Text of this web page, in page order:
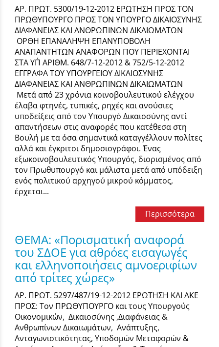
ΑΡ. ΠΡΩΤ. 5300/19-12-2012 ΕΡΩΤΗΣΗ ΠΡΟΣ ΤΟΝ
ΠΡΩΘΥΠΟΥΡΓΟ ΠΡΟΣ ΤΟΝ ΥΠΟΥΡΓΟ ΔΙΚΑΙΟΣΥΝΗΣ
ΔΙΑΦΑΝΕΙΑΣ ΚΑΙ ΑΝΘΡΩΠΙΝΩΝ ΔΙΚΑΙΩΜΑΤΩΝ
ΟΡΘΗ ΕΠΑΝΑΛΗΨΗ ΕΠΑΝΥΠΟΒΟΛΗ
ΑΝΑΠΑΝΤΗΤΩΝ ΑΝΑΦΟΡΩΝ ΠΟΥ ΠΕΡΙΕΧΟΝΤΑΙ
ΣΤΑ ΥΠ΄ ΑΡΙΘΜ. 648/7-12-2012 & 752/5-12-2012
ΕΓΓΡΑΦΑ ΤΟΥ ΥΠΟΥΡΓΕΙΟΥ ΔΙΚΑΙΟΣΥΝΗΣ
ΔΙΑΦΑΝΕΙΑΣ ΚΑΙ ΑΝΘΡΩΠΙΝΩΝ ΔΙΚΑΙΩΜΑΤΩΝ
Μετά από 23 χρόνια κοινοβουλευτικού ελέγχου
έλαβα φτηνές, τυπικές, ρηχές και ανούσιες
υποδείξεις από τον Υπουργό Δικαιοσύνης αντί
απαντήσεων στις αναφορές που κατέθεσα στη
Βουλή με τα όσα σημαντικά καταγγέλλουν πολίτες
αλλά και έγκριτοι δημοσιογράφοι. Ένας
εξωκοινοβουλευτικός Υπουργός, διορισμένος από
τον Πρωθυπουργό και μάλιστα μετά από υπόδειξη
ενός πολιτικού αρχηγού μικρού κόμματος,
έρχεται...
Περισσότερα
ΘΕΜΑ: «Πορισματική αναφορά
του ΣΔΟΕ για αθρόες εισαγωγές
και ελληνοποιήσεις αμνοεριφίων
από τρίτες χώρες»
ΑΡ. ΠΡΩΤ. 5297/487/19-12-2012 ΕΡΩΤΗΣΗ ΚΑΙ ΑΚΕ
ΠΡΟΣ: Τον ΠΡΩΘΥΠΟΥΡΓΟ και τους Υπουργούς
Οικονομικών, Δικαιοσύνης ,Διαφάνειας &
Ανθρωπίνων Δικαιωμάτων, Ανάπτυξης,
Ανταγωνιστικότητας, Υποδομών Μεταφορών &